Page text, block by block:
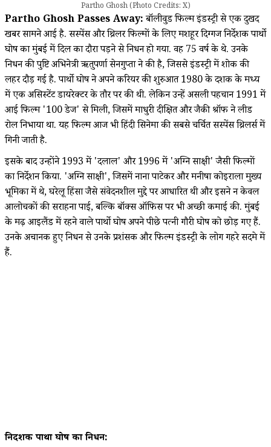
Partho Ghosh (Photo Credits: X)
Partho Ghosh Passes Away:बॉलीवुड फिल्म इंडस्ट्री से एक दुखद
खबर सामने आई है. सस्पेंस और थ्रिलर फिल्मों के लिए मशहूर दिग्गज निर्देशक पार्थो
घोष का मुंबई में दिल का दौरा पड़ने से निधन हो गया. वह 75 वर्ष के थे. उनके
निधन की पुष्टि अभिनेत्री ऋतुपर्णा सेनगुप्ता ने की है, जिससे इंडस्ट्री में शोक की
लहर दौड़ गई है. पार्थो घोष ने अपने करियर की शुरुआत 1980 के दशक के मध्य
में एक असिस्टेंट डायरेक्टर के तौर पर की थी. लेकिन उन्हें असली पहचान 1991 में
आई फिल्म '100 डेज' से मिली, जिसमें माधुरी दीक्षित और जैकी श्रॉफ ने लीड
रोल निभाया था. यह फिल्म आज भी हिंदी सिनेमा की सबसे चर्चित सस्पेंस थ्रिलर्स में
गिनी जाती है.
इसके बाद उन्होंने 1993 में 'दलाल' और 1996 में 'अग्नि साक्षी' जैसी फिल्मों
का निर्देशन किया. 'अग्नि साक्षी', जिसमें नाना पाटेकर और मनीषा कोइराला मुख्य
भूमिका में थे, घरेलू हिंसा जैसे संवेदनशील मुद्दे पर आधारित थी और इसने न केवल
आलोचकों की सराहना पाई, बल्कि बॉक्स ऑफिस पर भी अच्छी कमाई की. मुंबई
के मढ़ आइलैंड में रहने वाले पार्थो घोष अपने पीछे पत्नी गौरी घोष को छोड़ गए हैं.
उनके अचानक हुए निधन से उनके प्रशंसक और फिल्म इंडस्ट्री के लोग गहरे सदमे में
हैं.
निर्देशक पार्थो घोष का निधन: